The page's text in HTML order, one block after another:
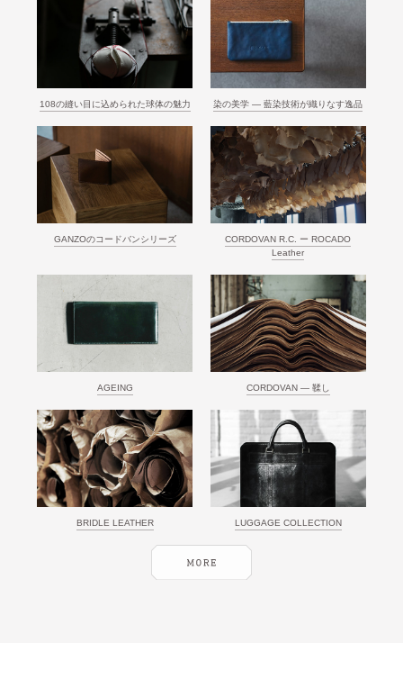
108の縫い目に込められた球体の魅力 染の美学 ― 藍染技術が織りなす逸品
GANZOのコードバンシリーズ
CORDOVAN R.C. ー ROCADO
Leather
AGEING CORDOVAN ― 鞣し
BRIDLE LEATHER LUGGAGE COLLECTION